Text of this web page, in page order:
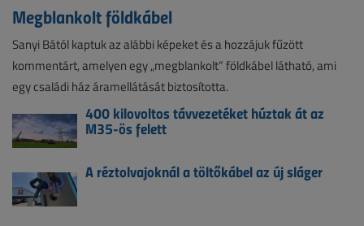
Megblankolt földkábel
Sanyi Bától kaptuk az alábbi képeket és a hozzájuk fűzött
kommentárt, amelyen egy „megblankolt” földkábel látható, ami
egy családi ház áramellátását biztosította.
400 kilovoltos távvezetéket húztak át az
M35-ös felett
A réztolvajoknál a töltőkábel az új sláger